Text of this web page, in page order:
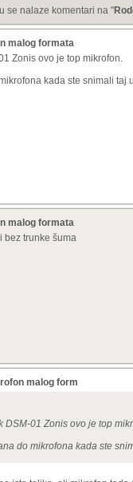
se nalaze komentari na "
malog formata
Zonis ovo je top mikrofon.
kada ste snimali taj
malog formata
bez trunke šuma
malog form
DSM-01 Zonis ovo je top
do mikrofona kada ste